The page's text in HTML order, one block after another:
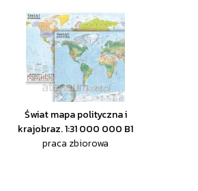
Świat mapa polityczna i
krajobraz. 1:31 000 000 B1
praca zbiorowa